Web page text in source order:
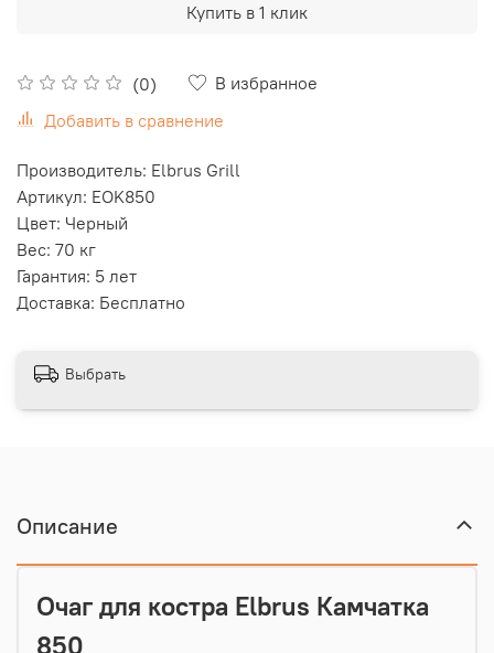
(0)
В избранное
Добавить в сравнение
Купить в 1 клик
Производитель: Elbrus Grill
Артикул: EOK850
Цвет: Черный
Вес: 70 кг
Гарантия: 5 лет
Доставка: Бесплатно
Выбрать
Описание
Очаг для костра Elbrus Камчатка
850